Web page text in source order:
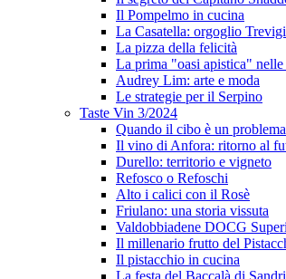
Il Pompelmo in cucina
La Casatella: orgoglio
La pizza della felicità
La prima "oasi apistica" nelle
Audrey Lim: arte e moda
Le strategie per il Serpino
Taste Vin 3/2024
Quando il cibo è un
Il vino di Anfora: ritorno al
Durello: territorio e vigneto
Refosco o Refoschi
Alto i calici con il Rosè
Friulano: una storia vissuta
Valdobbiadene DOCG
Il millenario frutto del
Il pistacchio in cucina